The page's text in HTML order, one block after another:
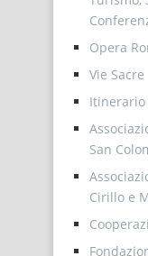
Opera
Vie Sacre
Itinerario
San
Cirillo e